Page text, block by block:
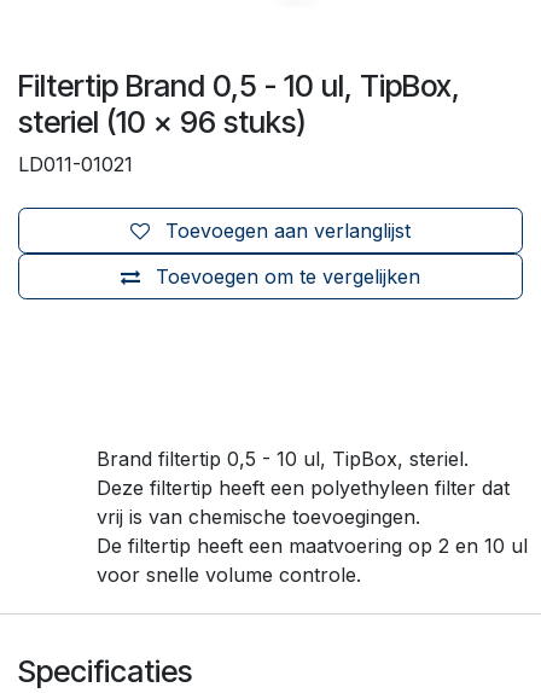
Filtertip Brand 0,5 - 10 ul, TipBox,
steriel (10 x 96 stuks)
LD011-01021
Toevoegen om te vergelijken
Toevoegen aan verlanglijst
Brand filtertip 0,5 - 10 ul, TipBox, steriel.
Deze filtertip heeft een polyethyleen filter dat
vrij is van chemische toevoegingen.
De filtertip heeft een maatvoering op 2 en 10 ul
voor snelle volume controle.
Specificaties